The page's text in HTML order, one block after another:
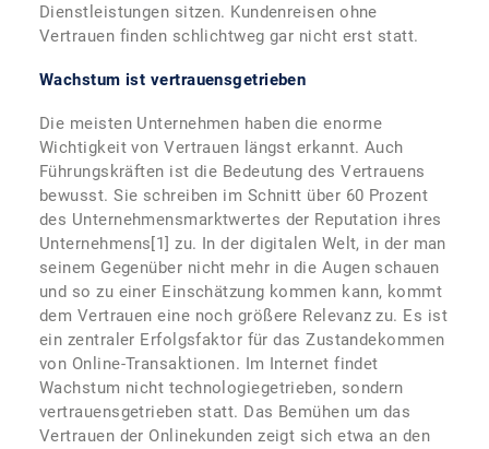
Dienstleistungen sitzen. Kundenreisen ohne
Vertrauen finden schlichtweg gar nicht erst statt.
Wachstum ist vertrauensgetrieben
Die meisten Unternehmen haben die enorme
Wichtigkeit von Vertrauen längst erkannt. Auch
Führungskräften ist die Bedeutung des Vertrauens
bewusst. Sie schreiben im Schnitt über 60 Prozent
des Unternehmensmarktwertes der Reputation ihres
Unternehmens[1] zu. In der digitalen Welt, in der man
seinem Gegenüber nicht mehr in die Augen schauen
und so zu einer Einschätzung kommen kann, kommt
dem Vertrauen eine noch größere Relevanz zu. Es ist
ein zentraler Erfolgsfaktor für das Zustandekommen
von Online-Transaktionen. Im Internet findet
Wachstum nicht technologiegetrieben, sondern
vertrauensgetrieben statt. Das Bemühen um das
Vertrauen der Onlinekunden zeigt sich etwa an den